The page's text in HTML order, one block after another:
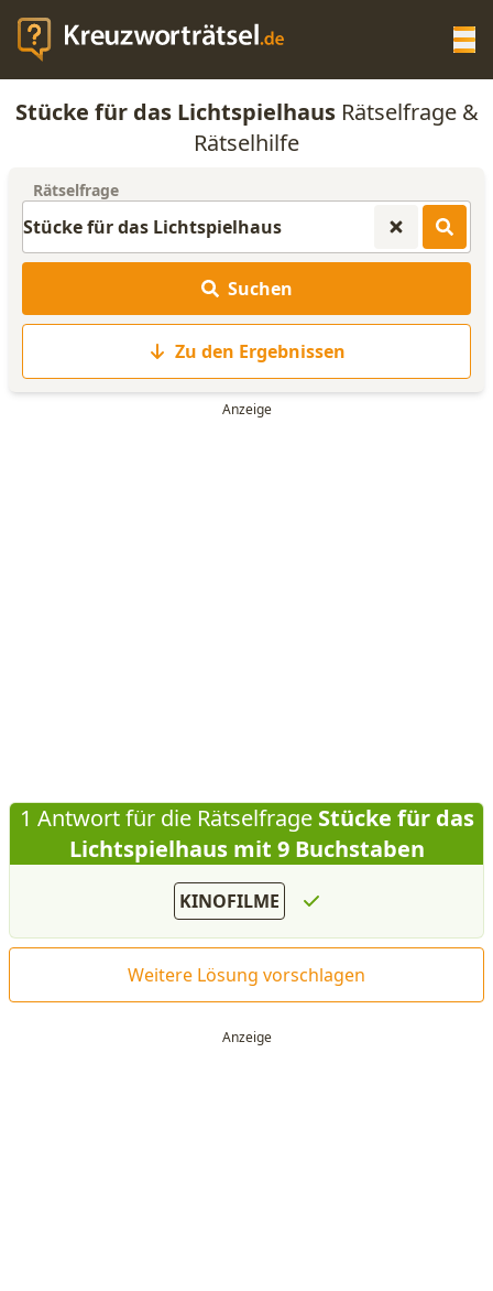
KREUZWORTRÄTSEL-HILFE
ANAGRAMM-GENERATOR
WORTLISTE
Stücke für das LichtspielhausRätselfrage &
Rätselhilfe
Rätselfrage
Suchen
Zu den Ergebnissen
1 Antwort für die RätselfrageStücke für das
Lichtspielhaus mit 9 Buchstaben
KINOFILME
Weitere Lösung vorschlagen